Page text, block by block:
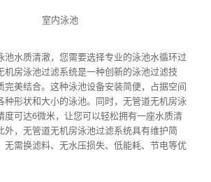
室内泳池
池水质清澈，您需要选择专业的泳池水循环过
机房泳池过滤系统是一种创新的泳池过滤技
完美结合。这种泳池设备安装简便，占据空间
种形状和大小的泳池。同时，无管道无机房泳
度可达6微米，让您可以轻松拥有一座水质清
外，无管道无机房泳池过滤系统具有维护简
无需换滤料、无水压损失、低能耗、节电等优